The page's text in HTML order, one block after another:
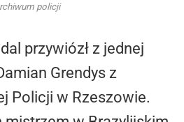
policji
przywiózł z jednej
Grendys z
Policji w Rzeszowie.